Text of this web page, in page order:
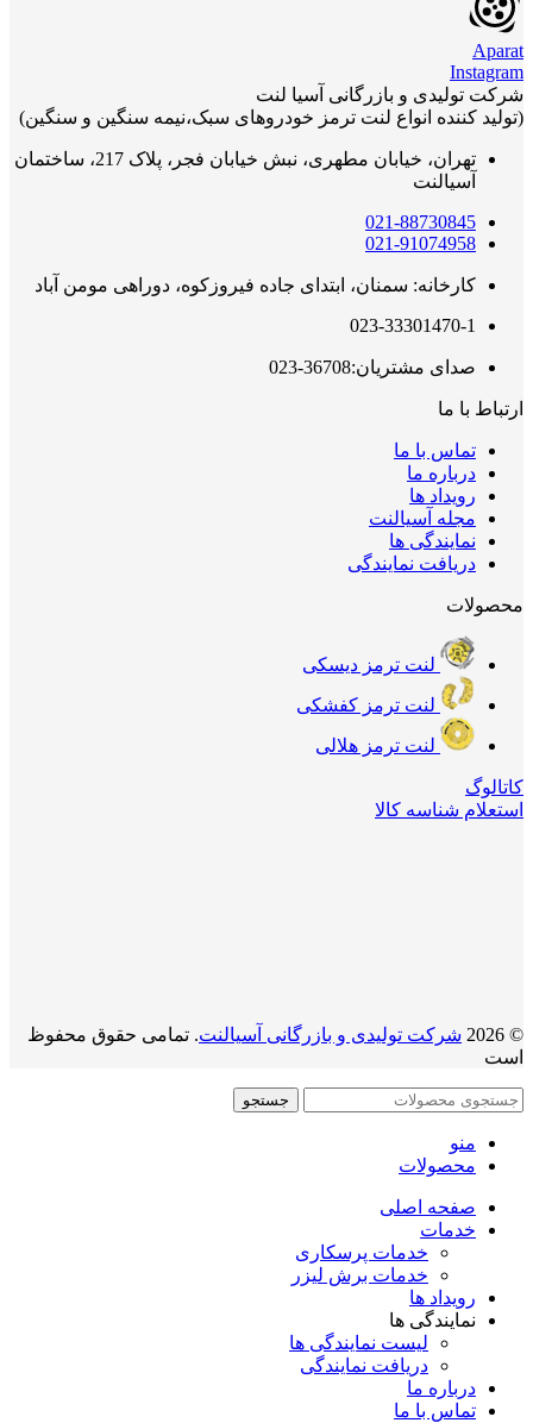
Aparat
Instagram
شرکت تولیدی و بازرگانی آسیا لنت
(تولید کننده انواع لنت ترمز خودروهای سبک،نیمه سنگین و سنگین)
تهران، خیابان مطهری، نبش خیابان فجر، پلاک 217، ساختمان
آسیالنت
021-88730845
021-91074958
کارخانه: سمنان، ابتدای جاده فیروزکوه، دوراهی مومن آباد
023-33301470-1
صدای مشتریان:36708-023
ارتباط با ما
تماس با ما
درباره ما
رویداد ها
مجله آسیالنت
نمایندگی ها
دریافت نمایندگی
محصولات
لنت ترمز دیسکی
لنت ترمز کفشکی
لنت ترمز هلالی
کاتالوگ
استعلام شناسه کالا
© 2026 شرکت تولیدی و بازرگانی آسیالنت. تمامی حقوق محفوظ
است
جستجو
منو
محصولات
صفحه اصلی
خدمات
خدمات پرسکاری
خدمات برش لیزر
رویداد ها
نمایندگی ها
لیست نمایندگی ها
دریافت نمایندگی
درباره ما
تماس با ما